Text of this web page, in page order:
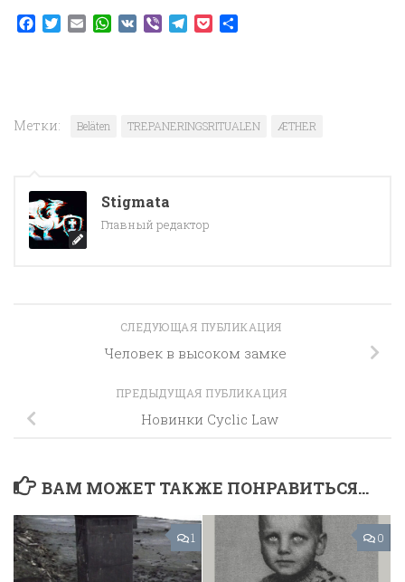
Facebook
TwitterEmailWhatsApp
VK ViberTelegram
Pocket
Метки: Beläten TREPANERINGSRITUALEN ÆTHER
Stigmata
Главный редактор
СЛЕДУЮЩАЯ ПУБЛИКАЦИЯ
Человек в высоком замке
ПРЕДЫДУЩАЯ ПУБЛИКАЦИЯ
Новинки Cyclic Law
ВАМ МОЖЕТ ТАКЖЕ ПОНРАВИТЬСЯ...
1 0